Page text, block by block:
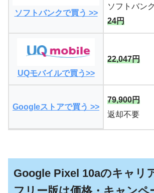
ソフトバンクで買う >>
ソフトバン
24円
UQモバイルで買う>>
22,047円
Googleストアで買う >>
79,900円
返却不要
Google Pixel 10aのキャリ